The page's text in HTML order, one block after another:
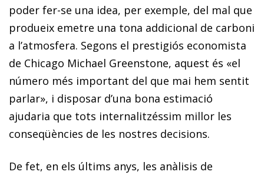
poder fer-se una idea, per exemple, del mal que
produeix emetre una tona addicional de carboni
a l’atmosfera. Segons el prestigiós economista
de Chicago Michael Greenstone, aquest és «el
número més important del que mai hem sentit
parlar», i disposar d’una bona estimació
ajudaria que tots internalitzéssim millor les
conseqüències de les nostres decisions.
De fet, en els últims anys, les anàlisis de